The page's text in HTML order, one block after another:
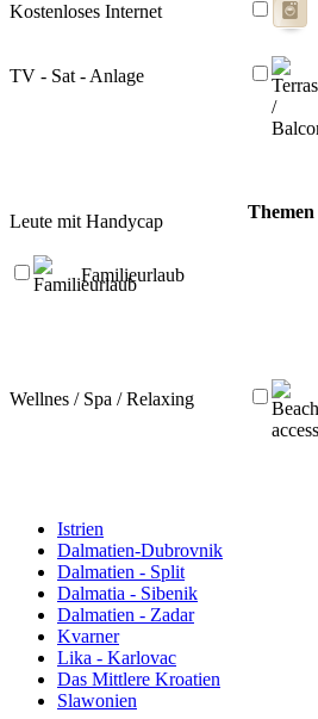
Kostenloses Internet
TV - Sat - Anlage
Leute mit Handycap Themen
Familieurlaub
Wellnes / Spa / Relaxing
Istrien
Dalmatien-Dubrovnik
Dalmatien - Split
Dalmatia - Sibenik
Dalmatien - Zadar
Kvarner
Lika - Karlovac
Das Mittlere Kroatien
Slawonien